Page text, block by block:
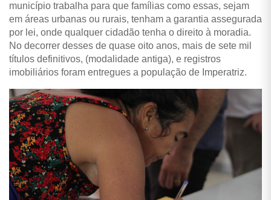
município trabalha para que famílias como essas, sejam
em áreas urbanas ou rurais, tenham a garantia assegurada
por lei, onde qualquer cidadão tenha o direito à moradia.
No decorrer desses de quase oito anos, mais de sete mil
títulos definitivos, (modalidade antiga), e registros
imobiliários foram entregues a população de Imperatriz.